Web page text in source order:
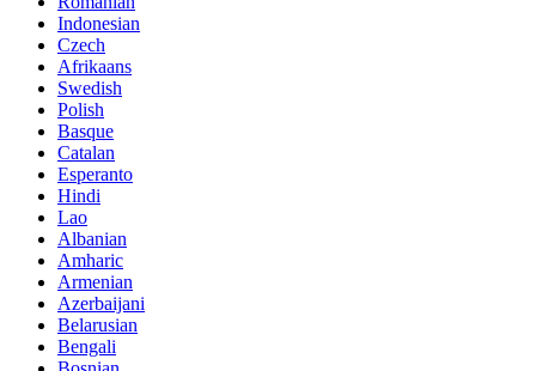
Indonesian
Czech
Afrikaans
Swedish
Polish
Basque
Catalan
Esperanto
Hindi
Lao
Albanian
Amharic
Armenian
Azerbaijani
Belarusian
Bengali